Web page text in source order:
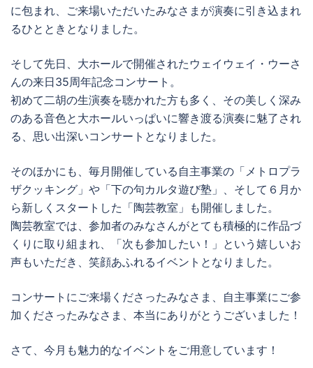
に包まれ、ご来場いただいたみなさまが演奏に引き込まれ
るひとときとなりました。
そして先日、大ホールで開催されたウェイウェイ・ウーさ
んの来日35周年記念コンサート。
初めて二胡の生演奏を聴かれた方も多く、その美しく深み
のある音色と大ホールいっぱいに響き渡る演奏に魅了され
る、思い出深いコンサートとなりました。
そのほかにも、毎月開催している自主事業の「メトロプラ
ザクッキング」や「下の句カルタ遊び塾」、そして６月か
ら新しくスタートした「陶芸教室」も開催しました。
陶芸教室では、参加者のみなさんがとても積極的に作品づ
くりに取り組まれ、「次も参加したい！」という嬉しいお
声もいただき、笑顔あふれるイベントとなりました。
コンサートにご来場くださったみなさま、自主事業にご参
加くださったみなさま、本当にありがとうございました！
さて、今月も魅力的なイベントをご用意しています！